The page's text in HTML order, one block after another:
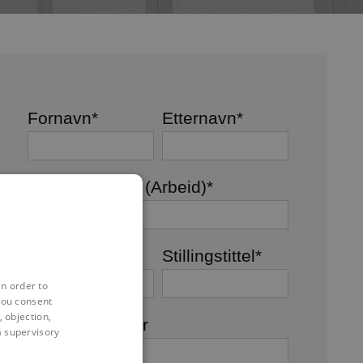
Fornavn* Etternavn*
E-postadresse (Arbeid)*
Stillingstittel*
Telefonnummer
order to
consent
objection,
supervisory